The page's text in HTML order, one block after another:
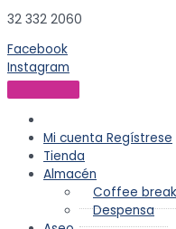
32 332 2060
Facebook
Instagram
Mi cuenta Regístrese
Tienda
Almacén
Coffee break
Despensa